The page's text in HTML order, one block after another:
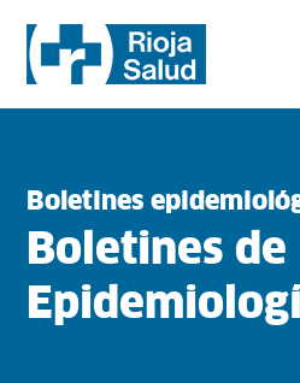
Boletines
Boletines de